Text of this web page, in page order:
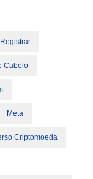
Cabelo
Meta
Criptomoeda